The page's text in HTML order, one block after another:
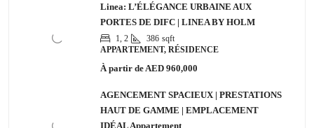
Linea: L’ÉLÉGANCE URBAINE AUX
PORTES DE DIFC | LINEA BY HOLM
1, 2 386 sqft
APPARTEMENT, RÉSIDENCE
À partir de AED 960,000
AGENCEMENT SPACIEUX | PRESTATIONS
HAUT DE GAMME | EMPLACEMENT
IDÉAL Appartement